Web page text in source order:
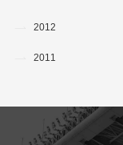
2012
2011